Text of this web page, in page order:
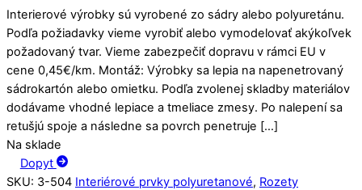
Interierové výrobky sú vyrobené zo sádry alebo polyuretánu.
Podľa požiadavky vieme vyrobiť alebo vymodelovať akýkoľvek
požadovaný tvar. Vieme zabezpečiť dopravu v rámci EU v
cene 0,45€/km. Montáž: Výrobky sa lepia na napenetrovaný
sádrokartón alebo omietku. Podľa zvolenej skladby materiálov
dodávame vhodné lepiace a tmeliace zmesy. Po nalepení sa
retušjú spoje a následne sa povrch penetruje […]
Na sklade
Dopyt
SKU: 3-504 Interiérové prvky polyuretanové, Rozety